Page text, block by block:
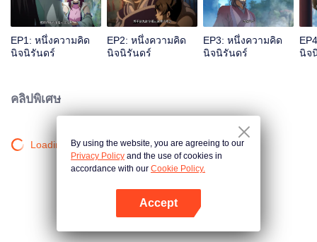
EP1: หนึ่งความคิด
นิจนิรันดร์
EP2: หนึ่งความคิด
นิจนิรันดร์
EP3: หนึ่งความคิด
นิจนิรันดร์
นิจ
คลิปพิเศษ
Loading…By using the website, you are agreeing to our
Privacy Policy and the use of cookies in
accordance with our Cookie Policy.
Accept